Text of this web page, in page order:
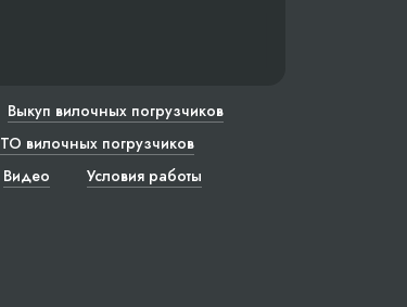
Выкуп вилочных погрузчиков
ТО вилочных погрузчиков
Видео
Условия работы